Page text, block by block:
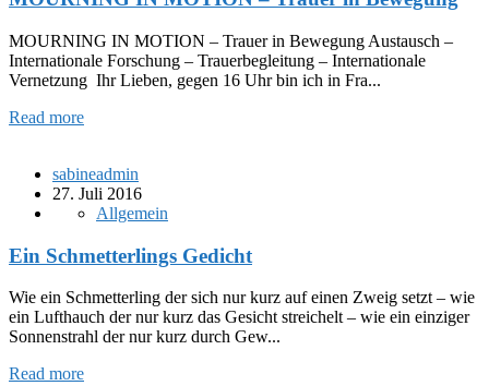
MOURNING IN MOTION – Trauer in Bewegung Austausch –
Internationale Forschung – Trauerbegleitung – Internationale
Vernetzung Ihr Lieben, gegen 16 Uhr bin ich in Fra...
Read more
sabineadmin
27. Juli 2016
Allgemein
Ein Schmetterlings Gedicht
Wie ein Schmetterling der sich nur kurz auf einen Zweig setzt – wie
ein Lufthauch der nur kurz das Gesicht streichelt – wie ein einziger
Sonnenstrahl der nur kurz durch Gew...
Read more